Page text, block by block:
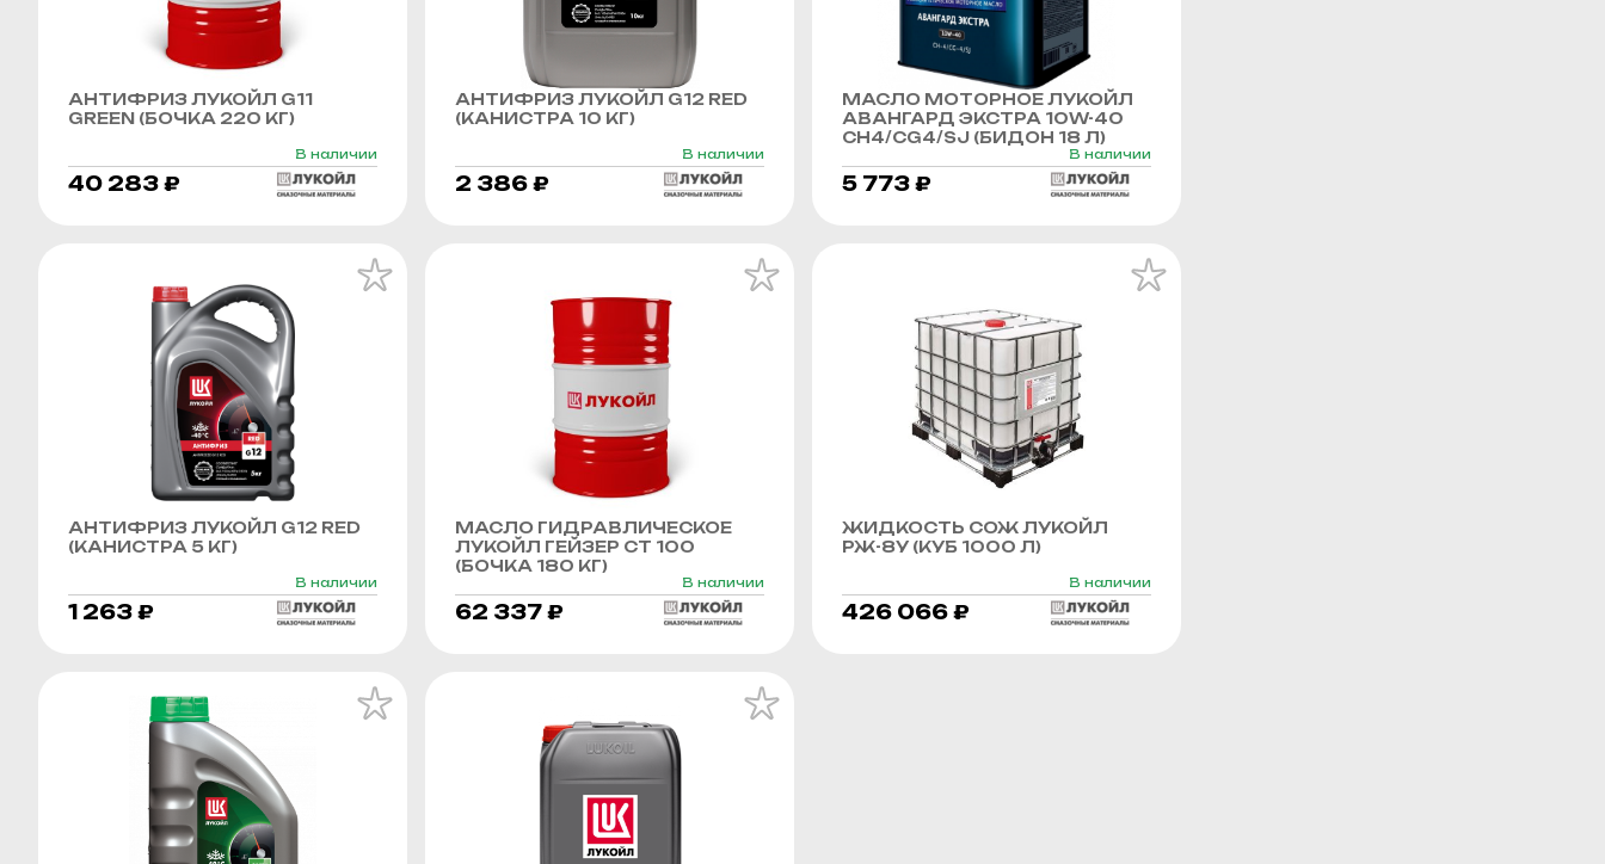
АНТИФРИЗ ЛУКОЙЛ G11
GREEN (БОЧКА 220 КГ)
В наличии
40 283 ₽
АНТИФРИЗ ЛУКОЙЛ G12 RED
(КАНИСТРА 10 КГ)
В наличии
2 386 ₽
МАСЛО МОТОРНОЕ ЛУКОЙЛ
АВАНГАРД ЭКСТРА 10W-40
CH4/CG4/SJ (БИДОН 18 Л)
В наличии
5 773 ₽
АНТИФРИЗ ЛУКОЙЛ G12 RED
(КАНИСТРА 5 КГ)
В наличии
1 263 ₽
МАСЛО ГИДРАВЛИЧЕСКОЕ
ЛУКОЙЛ ГЕЙЗЕР СТ 100
(БОЧКА 180 КГ)
В наличии
62 337 ₽
ЖИДКОСТЬ СОЖ ЛУКОЙЛ
РЖ-8У (КУБ 1000 Л)
В наличии
426 066 ₽